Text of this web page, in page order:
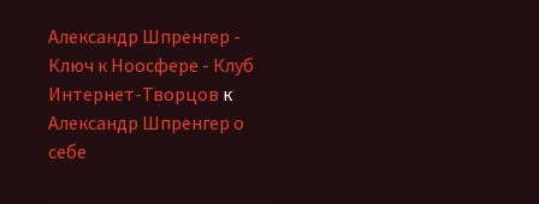
Александр Шпренгер -
Ключ к Ноосфере - Клуб
Интернет-Творцов к
Александр Шпренгер о
себе